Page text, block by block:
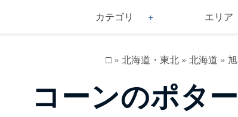
カテゴリ エリア
□» 北海道・東北» 北海道 »
コーンのポタ